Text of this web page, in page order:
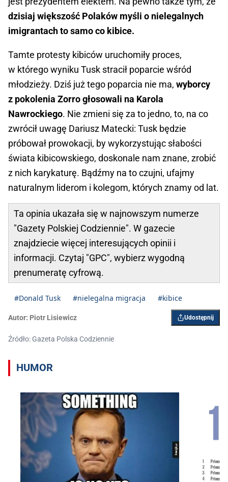
dzisiaj większość Polaków myśli o nielegalnych
imigrantach to samo co kibice.
Tamte protesty kibiców uruchomiły proces,
w którego wyniku Tusk stracił poparcie wśród
młodzieży. Dziś już tego poparcia nie ma, wyborcy
z pokolenia Zorro głosowali na Karola
Nawrockiego. Nie zmieni się za to jedno, to, na co
zwrócił uwagę Dariusz Matecki: Tusk będzie
próbował prowokacji, by wykorzystując słabości
świata kibicowskiego, doskonale nam znane, zrobić
z nich karykaturę. Bądźmy na to czujni, ufajmy
naturalnym liderom i kolegom, których znamy od lat.
Ta opinia ukazała się w najnowszym numerze
"Gazety Polskiej Codziennie". W gazecie
znajdziecie więcej interesujących opinii i
informacji. Czytaj "GPC", wybierz wygodną
prenumeratę cyfrową.
#Donald Tusk #nielegalna migracja #kibice
Autor: Piotr Lisiewicz Udostępnij
Źródło: Gazeta Polska Codziennie
HUMOR